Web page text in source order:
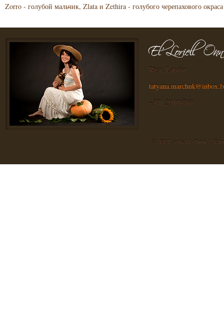
Zorro - голубой мальчик, Zlata и Zethira - голубого черепахового
Rīga, Latvija
+371 29198788
© El'Loriell Onn |